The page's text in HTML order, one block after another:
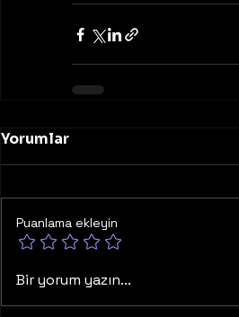
Yorumlar
Puanlama ekleyin
Bir yorum yazın...